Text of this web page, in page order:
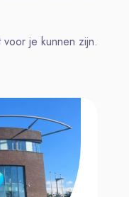
je kunnen zijn.